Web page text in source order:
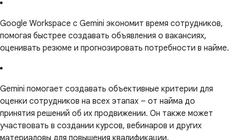
Google Workspace с Gemini экономит время сотрудников,
помогая быстрее создавать объявления о вакансиях,
оценивать резюме и прогнозировать потребности в найме.
Gemini помогает создавать объективные критерии для
оценки сотрудников на всех этапах – от найма до
принятия решений об их продвижении. Он также может
участвовать в создании курсов, вебинаров и других
материаловы для повышения квалификации.